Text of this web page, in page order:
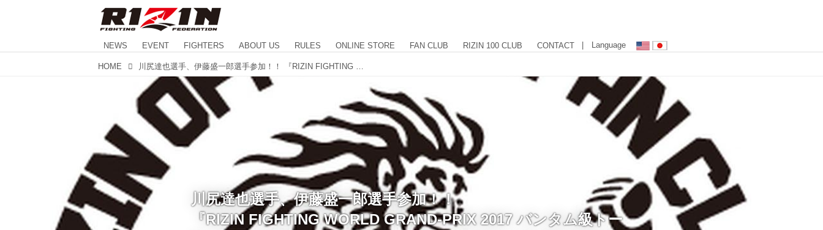
NEWS EVENT FIGHTERS ABOUT US RULES ONLINE STORE FAN CLUB RIZIN 100 CLUB CONTACT | Language
HOME
川尻達也選手、伊藤盛一郎選手参加！！
『RIZIN FIGHTING WORLD GRAND-PRIX 2017 バンタム級トー